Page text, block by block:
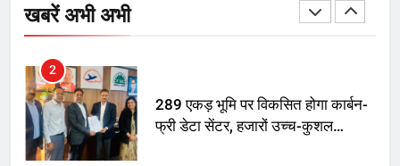
खबरें अभी अभी
फ्री डेटा सेंटर, हजारों उच्च-कुशल
3
UP में ग्रामीण बिजली आपूर्ति से कृषि,
डेयरी, कुटीर उद्योग और स्वरोजगार को